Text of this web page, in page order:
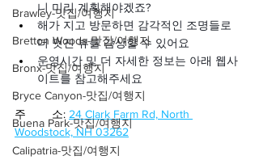
Brawley-맛집/여행지
Bretton Woods-맛집/여행지
Bronx-맛집/여행지
Bryce Canyon-맛집/여행지
Buena Park-맛집/여행지
Calipatria-맛집/여행지
니 미리 계획해야겠죠?
해가 지고 방문하면 감각적인 조명들로
더 멋진 뷰를 감상할 수 있어요
운영시간 및 더 자세한 정보는 아래 웹사
이트를 참고해주세요
.
주        소: 24 Clark Farm Rd, North
Woodstock, NH 03262